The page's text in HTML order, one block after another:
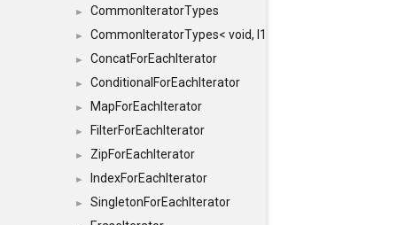
► CommonIteratorTypes
► CommonIteratorTypes< void, I1, I2 >
► ConcatForEachIterator
► ConditionalForEachIterator
► MapForEachIterator
► FilterForEachIterator
► ZipForEachIterator
► IndexForEachIterator
► SingletonForEachIterator